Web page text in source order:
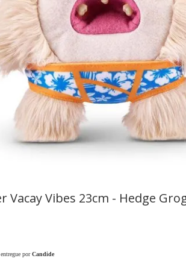
Vacay Vibes 23cm - Hedge
por Candide